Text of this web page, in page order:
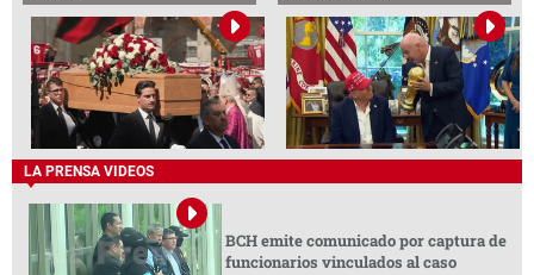
LA PRENSA VIDEOS
BCH emite comunicado por captura de
funcionarios vinculados al caso